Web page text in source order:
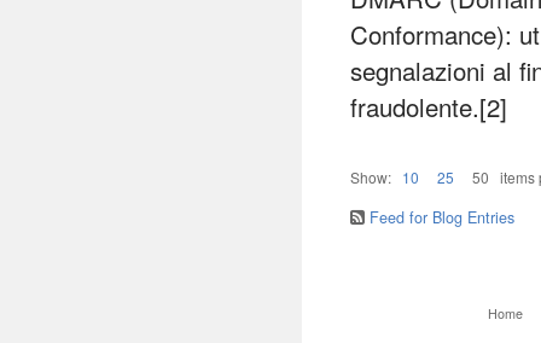
Conformance):
segnalazioni al
fraudolente.[2]
Show: 10 25 50 items
Feed for Blog Entries
Home